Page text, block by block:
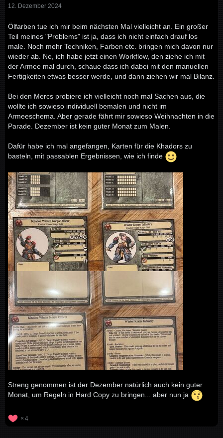
weil man länger Zeit hat mit der Farbe zu arbeiten und sich
Jedenfalls „Frohes Schaffen“.
12. Dezember 2024
Ölfarben tue ich mir beim nächsten Mal vielleicht an. Ein großer
Teil meines "Problems" ist ja, dass ich nicht einfach drauf los
male. Noch mehr Techniken, Farben etc. bringen mich davon nur
wieder ab. Ne, ich habe jetzt einen Workflow, den ziehe ich mit
der Armee mal durch, schaue dass ich dabei mit den manuellen
Fertigkeiten etwas besser werde, und dann ziehen wir mal Bilanz.
Bei den Mercs probiere ich vielleicht noch mal Sachen aus, die
wollte ich sowieso individuell bemalen und nicht im
Armeeschema. Aber gerade fährt mir sowieso Weihnachten in die
Parade. Dezember ist kein guter Monat zum Malen.
Dafür habe ich mal angefangen, Karten für die Khadors zu
basteln, mit passablen Ergebnissen, wie ich finde
Streng genommen ist der Dezember natürlich auch kein guter
Monat, um Regeln in Hard Copy zu bringen... aber nun ja
4